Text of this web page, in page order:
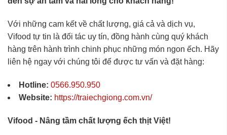
Với những cam kết về chất lượng, giá cả và dịch vụ,
Vifood tự tin là đối tác uy tín, đồng hành cùng quý khách
hàng trên hành trình chinh phục những món ngon ếch. Hãy
liên hệ ngay với chúng tôi để được tư vấn và đặt hàng:
Hotline: 0566.950.950
Website: https://traiechgiong.com.vn/
Vifood - Nâng tầm chất lượng ếch thịt Việt!